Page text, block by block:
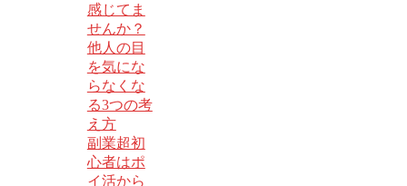
感じてま
せんか？
他人の目
を気にな
らなくな
る3つの考
え方
副業超初
心者はポ
イ活から